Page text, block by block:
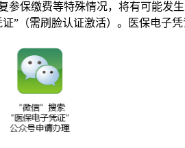
保缴费等特殊情况，将有可能发生
”（需刷脸认证激活）。医保电子